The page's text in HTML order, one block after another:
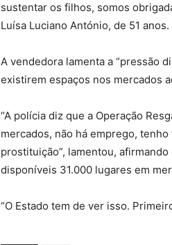
sustentar os filhos, somos
Luísa Luciano António, de 51 anos.
A vendedora lamenta a “pressão
existirem espaços nos mercados
“A polícia diz que a Operação
mercados, não há emprego,
prostituição”, lamentou,
disponíveis 31.000 lugares em
“O Estado tem de ver isso.